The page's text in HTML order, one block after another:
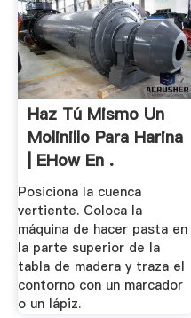
Haz Tú Mismo Un
Molinillo Para Harina
| EHow En .
Posiciona la cuenca
vertiente. Coloca la
máquina de hacer pasta en
la parte superior de la
tabla de madera y traza el
contorno con un marcador
o un lápiz.